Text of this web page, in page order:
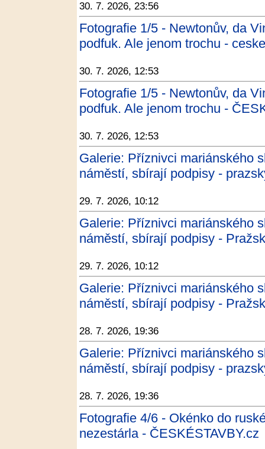
30. 7. 2026, 23:56
Fotografie 1/5 - Newtonův, da
podfuk. Ale jenom trochu -
30. 7. 2026, 12:53
Fotografie 1/5 - Newtonův, da
podfuk. Ale jenom trochu -
30. 7. 2026, 12:53
Galerie: Příznivci mariánského
náměstí, sbírají podpisy -
29. 7. 2026, 10:12
Galerie: Příznivci mariánského
náměstí, sbírají podpisy -
29. 7. 2026, 10:12
Galerie: Příznivci mariánského
náměstí, sbírají podpisy -
28. 7. 2026, 19:36
Galerie: Příznivci mariánského
náměstí, sbírají podpisy -
28. 7. 2026, 19:36
Fotografie 4/6 - Okénko do
nezestárla - ČESKÉSTAVBY.cz